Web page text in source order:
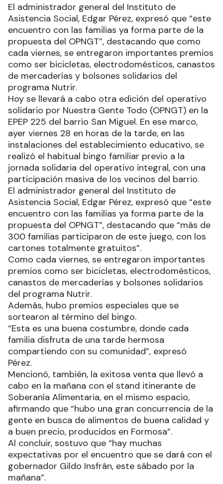
El administrador general del Instituto de
Asistencia Social, Edgar Pérez, expresó que “este
encuentro con las familias ya forma parte de la
propuesta del OPNGT”, destacando que como
cada viernes, se entregaron importantes premios
como ser bicicletas, electrodomésticos, canastos
de mercaderías y bolsones solidarios del
programa Nutrir.
Hoy se llevará a cabo otra edición del operativo
solidario por Nuestra Gente Todo (OPNGT) en la
EPEP 225 del barrio San Miguel. En ese marco,
ayer viernes 28 en horas de la tarde, en las
instalaciones del establecimiento educativo, se
realizó el habitual bingo familiar previo a la
jornada solidaria del operativo integral, con una
participación masiva de los vecinos del barrio.
El administrador general del Instituto de
Asistencia Social, Edgar Pérez, expresó que “este
encuentro con las familias ya forma parte de la
propuesta del OPNGT”, destacando que “más de
300 familias participaron de este juego, con los
cartones totalmente gratuitos”.
Como cada viernes, se entregaron importantes
premios como ser bicicletas, electrodomésticos,
canastos de mercaderías y bolsones solidarios
del programa Nutrir.
Además, hubo premios especiales que se
sortearon al término del bingo.
“Esta es una buena costumbre, donde cada
familia disfruta de una tarde hermosa
compartiendo con su comunidad”, expresó
Pérez.
Mencionó, también, la exitosa venta que llevó a
cabo en la mañana con el stand itinerante de
Soberanía Alimentaria, en el mismo espacio,
afirmando que “hubo una gran concurrencia de la
gente en busca de alimentos de buena calidad y
a buen precio, producidos en Formosa”.
Al concluir, sostuvo que “hay muchas
expectativas por el encuentro que se dará con el
gobernador Gildo Insfrán, este sábado por la
mañana”.